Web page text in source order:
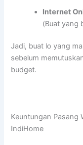
Internet
(Buat yang
Jadi, buat lo yang
sebelum
budget.
Keuntungan Pasang
IndiHome